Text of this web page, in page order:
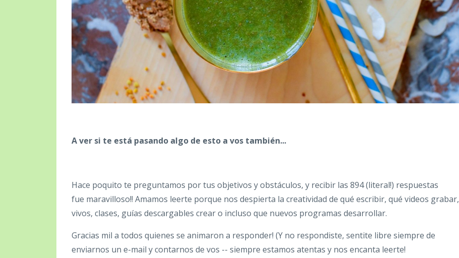
A ver si te está pasando algo de esto a vos también...
Hace poquito te preguntamos por tus objetivos y obstáculos, y recibir las 894 (literal!) respuestas
fue maravilloso!! Amamos leerte porque nos despierta la creatividad de qué escribir, qué videos grabar,
vivos, clases, guías descargables crear o incluso que nuevos programas desarrollar.
Gracias mil a todos quienes se animaron a responder! (Y no respondiste, sentite libre siempre de
enviarnos un e-mail y contarnos de vos -- siempre estamos atentas y nos encanta leerte!